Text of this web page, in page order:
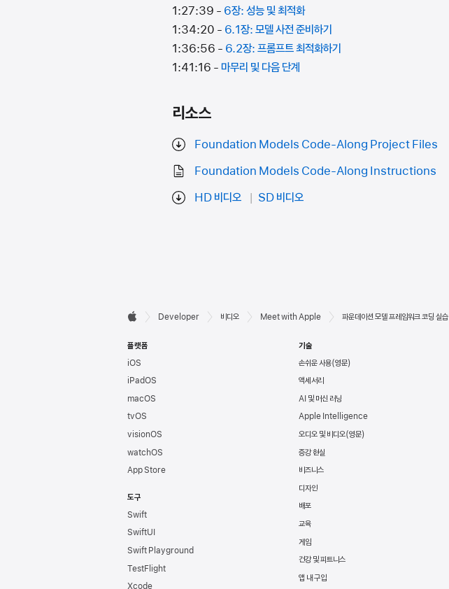
1:27:39 - 6장: 성능 및 최적화
1:34:20 - 6.1장: 모델 사전 준비하기
1:36:56 - 6.2장: 프롬프트 최적화하기
1:41:16 -마무리 및 다음 단계
리소스
Foundation Models Code-Along Project Files
Foundation Models Code-Along Instructions
HD 비디오
SD 비디오
Developer
바닥글

Developer 비디오 Meet with Apple 파운데이션 모델 프레임워크 코딩 실습
플랫폼
iOS
iPadOS
macOS
tvOS
visionOS
watchOS
App Store
도구
Swift
SwiftUI
Swift Playground
TestFlight
Xcode
기술
손쉬운 사용
액세서리
AI 및 머신 러닝
Apple Intelligence
오디오 및 비디오
증강 현실
비즈니스
디자인
배포
교육
게임
건강 및 피트니스
앱 내 구입